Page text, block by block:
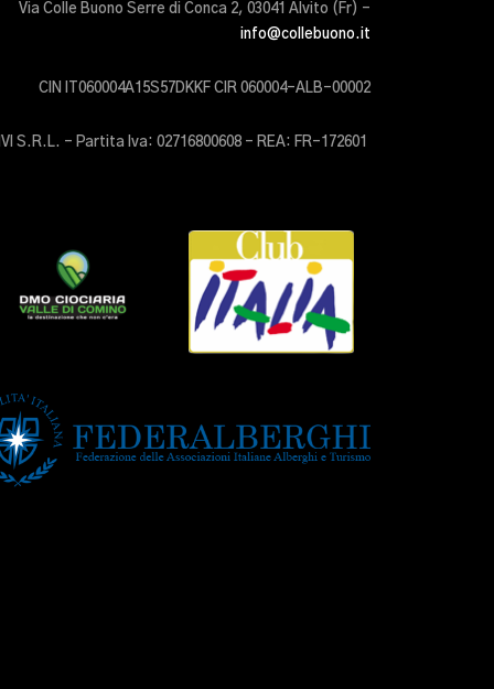
Via Colle Buono Serre di Conca 2, 03041 Alvito (Fr) –
info@collebuono.it
CIN IT060004A15S57DKKF CIR 060004-ALB-00002
S.R.L. – Partita Iva: 02716800608 – REA: FR-172601